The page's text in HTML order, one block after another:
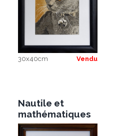
30x40cm Vendu
Nautile et
mathématiques